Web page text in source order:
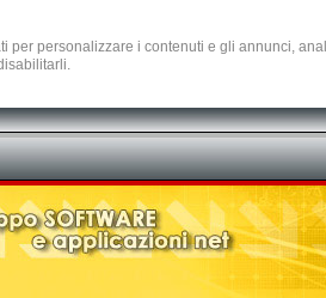
personalizzare i contenuti e gli annunci,